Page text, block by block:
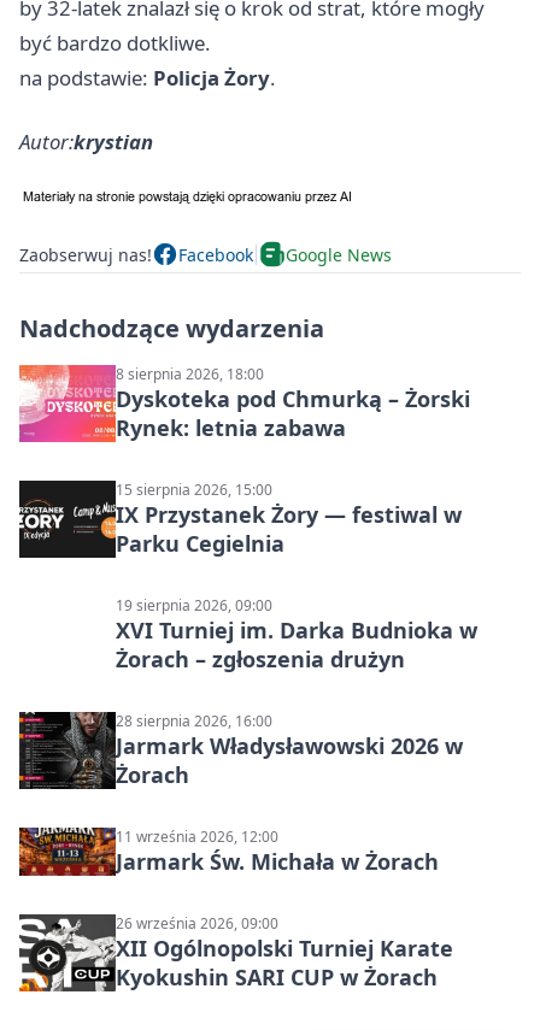
by 32-latek znalazł się o krok od strat, które mogły
być bardzo dotkliwe.
na podstawie: Policja Żory.
Autor:krystian
Zaobserwuj nas! Facebook Google News
Nadchodzące wydarzenia
8 sierpnia 2026, 18:00
Dyskoteka pod Chmurką – Żorski
Rynek: letnia zabawa
15 sierpnia 2026, 15:00
IX Przystanek Żory — festiwal w
Parku Cegielnia
19 sierpnia 2026, 09:00
XVI Turniej im. Darka Budnioka w
Żorach – zgłoszenia drużyn
28 sierpnia 2026, 16:00
Jarmark Władysławowski 2026 w
Żorach
11 września 2026, 12:00
Jarmark Św. Michała w Żorach
26 września 2026, 09:00
XII Ogólnopolski Turniej Karate
Kyokushin SARI CUP w Żorach